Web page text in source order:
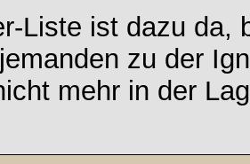
Liste ist dazu da,
zu der
mehr in der